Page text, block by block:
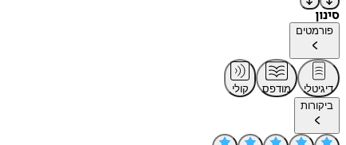
סינון
פורמטים
דיגיטלי מודפס
קולי
ביקורות